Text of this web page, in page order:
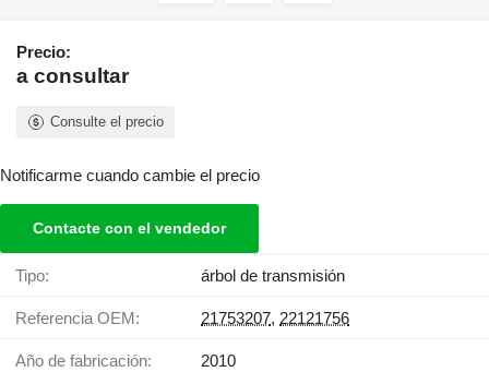
Precio:
a consultar
Consulte el precio
Notificarme cuando cambie el precio
Contacte con el vendedor
Tipo: árbol de transmisión
Referencia OEM: 21753207, 22121756
Año de fabricación: 2010